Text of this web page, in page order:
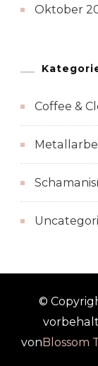
Oktober
Coffee &
©
von Blossom